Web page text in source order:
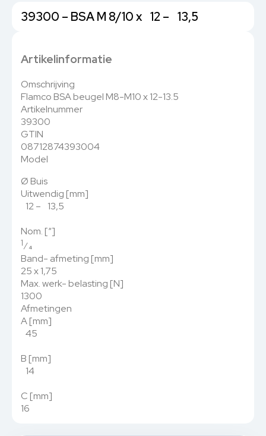
39300 – BSA M 8/10 x 12 – 13,5
Artikelinformatie
Omschrijving
Flamco BSA beugel M8-M10 x 12-13.5
Artikelnummer
39300
GTIN
08712874393004
Model
Ø Buis
Uitwendig [mm]
12 – 13,5
Nom. [“]
1⁄4
Band- afmeting [mm]
25 x 1,75
Max. werk- belasting [N]
1300
Afmetingen
A [mm]
45
B [mm]
14
C [mm]
16